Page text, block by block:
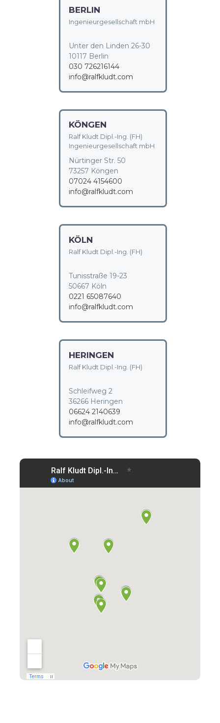
BERLIN
Ingenieurgesellschaft mbH
Unter den Linden 26-30
10117 Berlin
030 726216144
info@ralfkludt.com
KÖNGEN
Ralf Kludt Dipl.-Ing. (FH)
Ingenieurgesellschaft mbH
Nürtinger Str. 50
73257 Köngen
07024 4154600
info@ralfkludt.com
KÖLN
Ralf Kludt Dipl.-Ing. (FH)
Tunisstraße 19-23
50667 Köln
0221 65087640
info@ralfkludt.com
HERINGEN
Ralf Kludt Dipl.-Ing. (FH)
Schleifweg 2
36266 Heringen
06624 2140639
info@ralfkludt.com